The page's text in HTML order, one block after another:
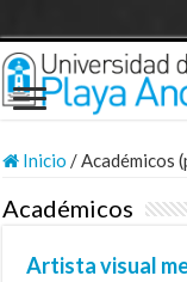
Inicio /Académicos
Académicos
Artista visual